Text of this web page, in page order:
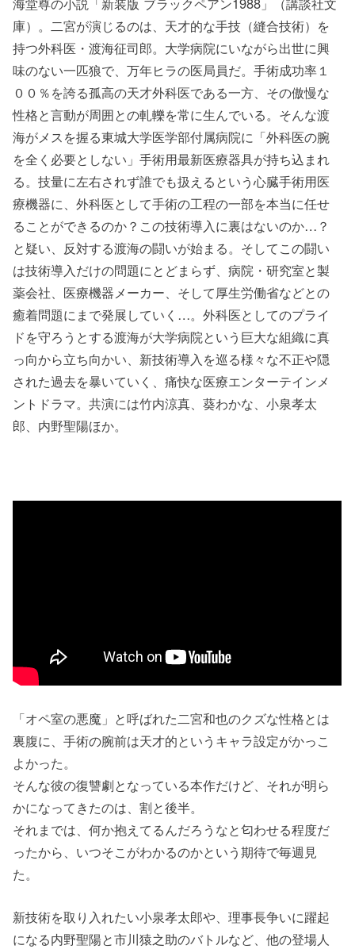
庫）。二宮が演じるのは、天才的な手技（縫合技術）を
持つ外科医・渡海征司郎。大学病院にいながら出世に興
味のない一匹狼で、万年ヒラの医局員だ。手術成功率１
００％を誇る孤高の天才外科医である一方、その傲慢な
性格と言動が周囲との軋轢を常に生んでいる。そんな渡
海がメスを握る東城大学医学部付属病院に「外科医の腕
を全く必要としない」手術用最新医療器具が持ち込まれ
る。技量に左右されず誰でも扱えるという心臓手術用医
療機器に、外科医として手術の工程の一部を本当に任せ
ることができるのか？この技術導入に裏はないのか…？
と疑い、反対する渡海の闘いが始まる。そしてこの闘い
は技術導入だけの問題にとどまらず、病院・研究室と製
薬会社、医療機器メーカー、そして厚生労働省などとの
癒着問題にまで発展していく…。外科医としてのプライ
ドを守ろうとする渡海が大学病院という巨大な組織に真
っ向から立ち向かい、新技術導入を巡る様々な不正や隠
された過去を暴いていく、痛快な医療エンターテインメ
ントドラマ。共演には竹内涼真、葵わかな、小泉孝太
郎、内野聖陽ほか。
「オペ室の悪魔」と呼ばれた二宮和也のクズな性格とは
裏腹に、手術の腕前は天才的というキャラ設定がかっこ
よかった。
そんな彼の復讐劇となっている本作だけど、それが明ら
かになってきたのは、割と後半。
それまでは、何か抱えてるんだろうなと匂わせる程度だ
ったから、いつそこがわかるのかという期待で毎週見
た。
新技術を取り入れたい小泉孝太郎や、理事長争いに躍起
になる内野聖陽と市川猿之助のバトルなど、他の登場人